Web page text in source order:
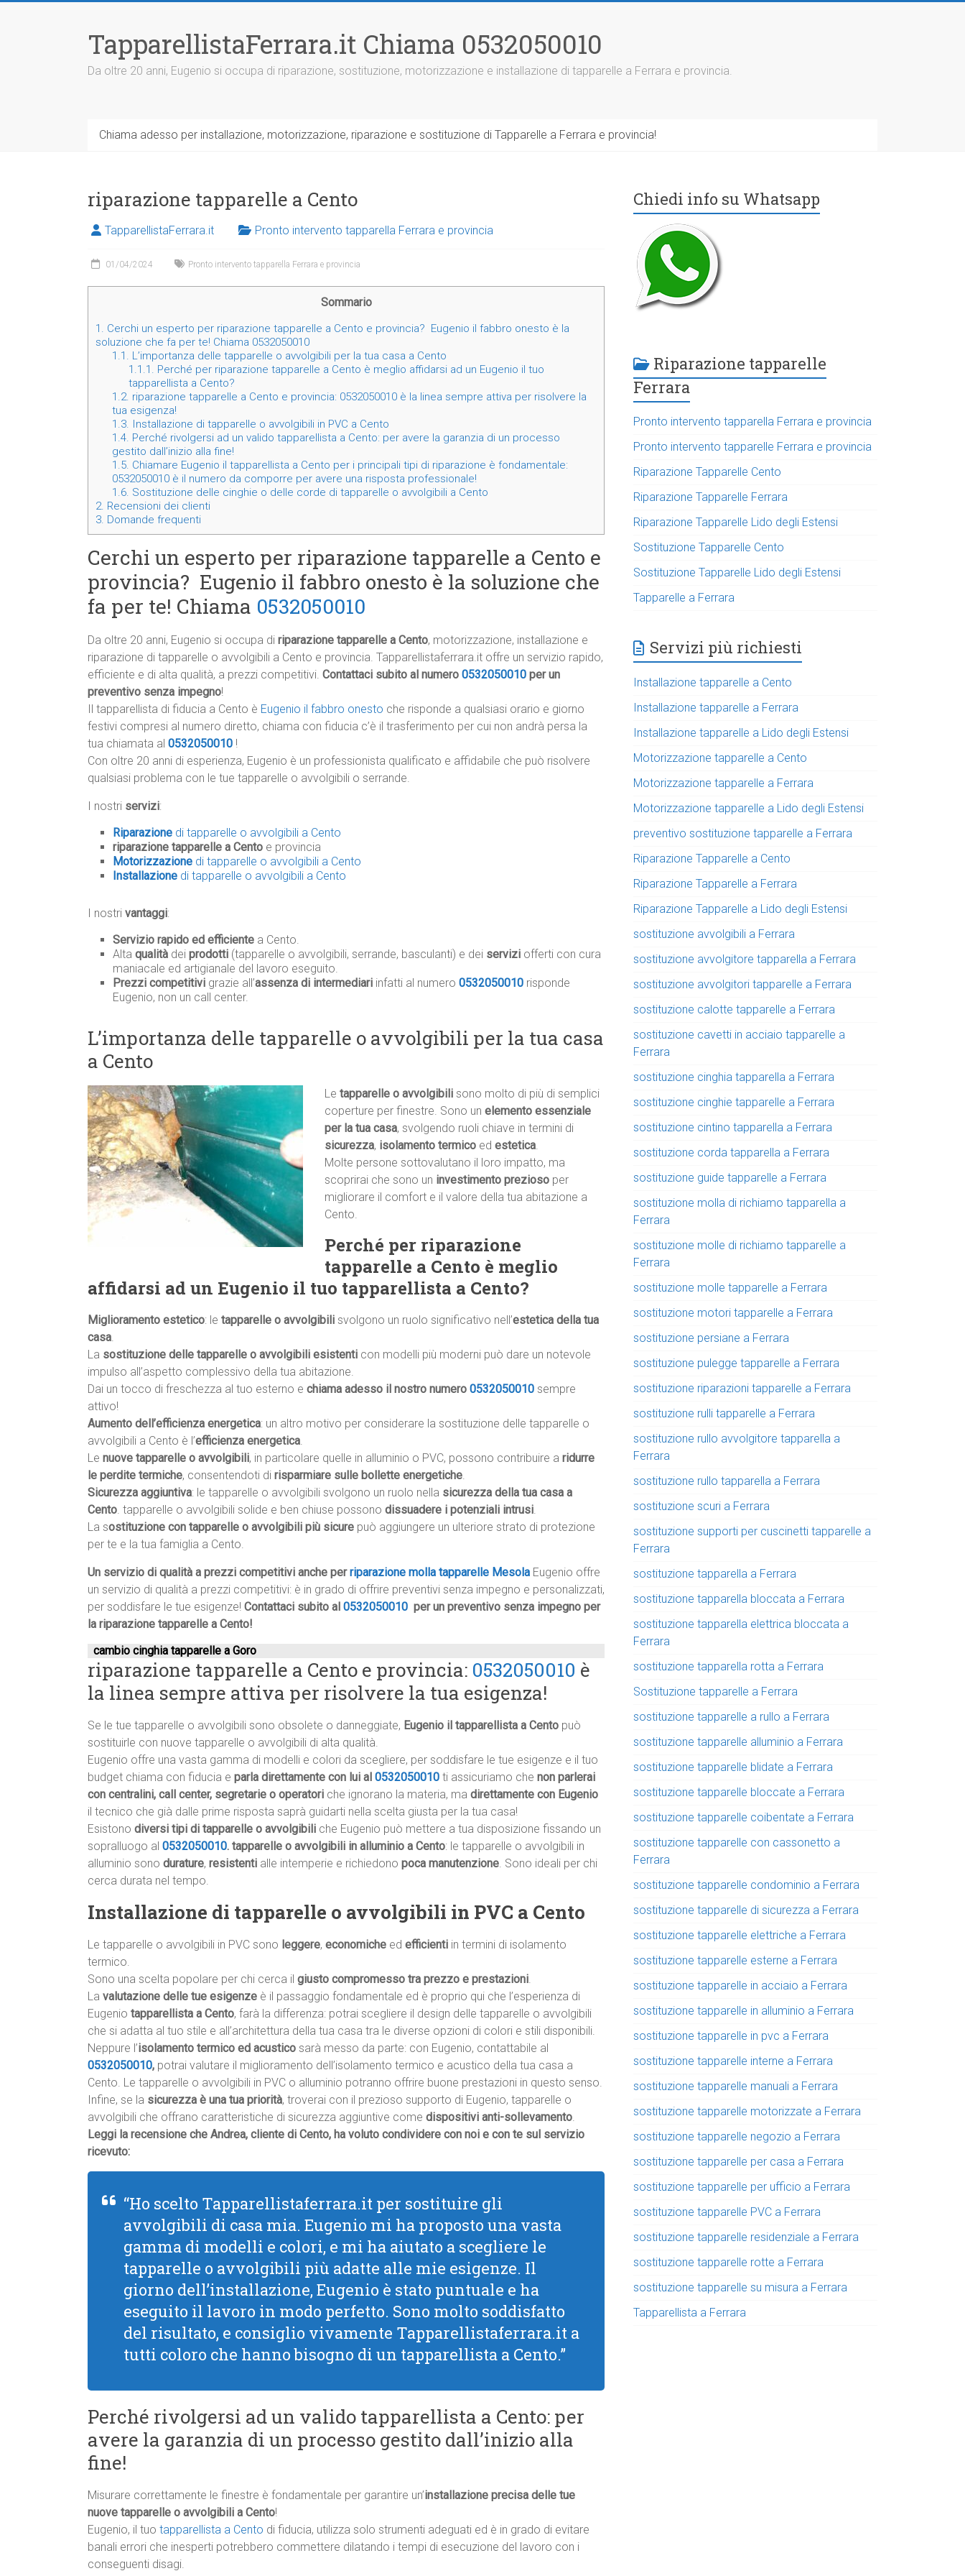
TapparellistaFerrara.it Chiama 0532050010
Da oltre 20 anni, Eugenio si occupa di riparazione, sostituzione, motorizzazione e installazione di tapparelle a Ferrara e provincia.
Chiama adesso per installazione, motorizzazione, riparazione e sostituzione di Tapparelle a Ferrara e provincia!
riparazione tapparelle a Cento
TapparellistaFerrara.it Pronto intervento tapparella Ferrara e provincia
01/04/2024 Pronto intervento tapparella Ferrara e provincia
Sommario
1. Cerchi un esperto per riparazione tapparelle a Cento e provincia? Eugenio il fabbro onesto è la
soluzione che fa per te! Chiama 0532050010
1.1. L’importanza delle tapparelle o avvolgibili per la tua casa a Cento
1.1.1. Perché per riparazione tapparelle a Cento è meglio affidarsi ad un Eugenio il tuo
tapparellista a Cento?
1.2. riparazione tapparelle a Cento e provincia: 0532050010 è la linea sempre attiva per risolvere la
tua esigenza!
1.3. Installazione di tapparelle o avvolgibili in PVC a Cento
1.4. Perché rivolgersi ad un valido tapparellista a Cento: per avere la garanzia di un processo
gestito dall’inizio alla fine!
1.5. Chiamare Eugenio il tapparellista a Cento per i principali tipi di riparazione è fondamentale:
0532050010 è il numero da comporre per avere una risposta professionale!
1.6. Sostituzione delle cinghie o delle corde di tapparelle o avvolgibili a Cento
2. Recensioni dei clienti
3. Domande frequenti
Cerchi un esperto per riparazione tapparelle a Cento e
provincia? Eugenio il fabbro onesto è la soluzione che
fa per te! Chiama 0532050010
Da oltre 20 anni, Eugenio si occupa di riparazione tapparelle a Cento, motorizzazione, installazione e
riparazione di tapparelle o avvolgibili a Cento e provincia. Tapparellistaferrara.it offre un servizio rapido,
efficiente e di alta qualità, a prezzi competitivi. Contattaci subito al numero 0532050010 per un
preventivo senza impegno!
Il tapparellista di fiducia a Cento è Eugenio il fabbro onesto che risponde a qualsiasi orario e giorno
festivi compresi al numero diretto, chiama con fiducia c’è il trasferimento per cui non andrà persa la
tua chiamata al 0532050010 !
Con oltre 20 anni di esperienza, Eugenio è un professionista qualificato e affidabile che può risolvere
qualsiasi problema con le tue tapparelle o avvolgibili o serrande.
I nostri servizi:
Riparazione di tapparelle o avvolgibili a Cento
riparazione tapparelle a Cento e provincia
Motorizzazione di tapparelle o avvolgibili a Cento
Installazione di tapparelle o avvolgibili a Cento
I nostri vantaggi:
Servizio rapido ed efficiente a Cento.
Alta qualità dei prodotti (tapparelle o avvolgibili, serrande, basculanti) e dei servizi offerti con cura
maniacale ed artigianale del lavoro eseguito.
Prezzi competitivi grazie all’assenza di intermediari infatti al numero 0532050010 risponde
Eugenio, non un call center.
L’importanza delle tapparelle o avvolgibili per la tua casa
a Cento
Le tapparelle o avvolgibili sono molto di più di semplici
coperture per finestre. Sono un elemento essenziale
per la tua casa, svolgendo ruoli chiave in termini di
sicurezza, isolamento termico ed estetica.
Molte persone sottovalutano il loro impatto, ma
scoprirai che sono un investimento prezioso per
migliorare il comfort e il valore della tua abitazione a
Cento.
Perché per riparazione
tapparelle a Cento è meglio
affidarsi ad un Eugenio il tuo tapparellista a Cento?
Miglioramento estetico: le tapparelle o avvolgibili svolgono un ruolo significativo nell’estetica della tua
casa.
La sostituzione delle tapparelle o avvolgibili esistenti con modelli più moderni può dare un notevole
impulso all’aspetto complessivo della tua abitazione.
Dai un tocco di freschezza al tuo esterno e chiama adesso il nostro numero 0532050010 sempre
attivo!
Aumento dell’efficienza energetica: un altro motivo per considerare la sostituzione delle tapparelle o
avvolgibili a Cento è l’efficienza energetica.
Le nuove tapparelle o avvolgibili, in particolare quelle in alluminio o PVC, possono contribuire a ridurre
le perdite termiche, consentendoti di risparmiare sulle bollette energetiche.
Sicurezza aggiuntiva: le tapparelle o avvolgibili svolgono un ruolo nella sicurezza della tua casa a
Cento. tapparelle o avvolgibili solide e ben chiuse possono dissuadere i potenziali intrusi.
La sostituzione con tapparelle o avvolgibili più sicure può aggiungere un ulteriore strato di protezione
per te e la tua famiglia a Cento.
Un servizio di qualità a prezzi competitivi anche perriparazione molla tapparelle Mesola Eugenio offre
un servizio di qualità a prezzi competitivi: è in grado di offrire preventivi senza impegno e personalizzati,
per soddisfare le tue esigenze! Contattaci subito al 0532050010 per un preventivo senza impegno per
la riparazione tapparelle a Cento!
cambio cinghia tapparelle a Goro
riparazione tapparelle a Cento e provincia: 0532050010 è
la linea sempre attiva per risolvere la tua esigenza!
Se le tue tapparelle o avvolgibili sono obsolete o danneggiate, Eugenio il tapparellista a Cento può
sostituirle con nuove tapparelle o avvolgibili di alta qualità.
Eugenio offre una vasta gamma di modelli e colori da scegliere, per soddisfare le tue esigenze e il tuo
budget chiama con fiducia e parla direttamente con lui al 0532050010 ti assicuriamo che non parlerai
con centralini, call center, segretarie o operatori che ignorano la materia, ma direttamente con Eugenio
il tecnico che già dalle prime risposta saprà guidarti nella scelta giusta per la tua casa!
Esistono diversi tipi di tapparelle o avvolgibili che Eugenio può mettere a tua disposizione fissando un
sopralluogo al 0532050010. tapparelle o avvolgibili in alluminio a Cento: le tapparelle o avvolgibili in
alluminio sono durature, resistenti alle intemperie e richiedono poca manutenzione. Sono ideali per chi
cerca durata nel tempo.
Installazione di tapparelle o avvolgibili in PVC a Cento
Le tapparelle o avvolgibili in PVC sono leggere, economiche ed efficienti in termini di isolamento
termico.
Sono una scelta popolare per chi cerca il giusto compromesso tra prezzo e prestazioni.
La valutazione delle tue esigenze è il passaggio fondamentale ed è proprio qui che l’esperienza di
Eugenio tapparellista a Cento, farà la differenza: potrai scegliere il design delle tapparelle o avvolgibili
che si adatta al tuo stile e all’architettura della tua casa tra le diverse opzioni di colori e stili disponibili.
Neppure l’isolamento termico ed acustico sarà messo da parte: con Eugenio, contattabile al
0532050010, potrai valutare il miglioramento dell’isolamento termico e acustico della tua casa a
Cento. Le tapparelle o avvolgibili in PVC o alluminio potranno offrire buone prestazioni in questo senso.
Infine, se la sicurezza è una tua priorità, troverai con il prezioso supporto di Eugenio, tapparelle o
avvolgibili che offrano caratteristiche di sicurezza aggiuntive come dispositivi anti-sollevamento.
Leggi la recensione che Andrea, cliente di Cento, ha voluto condividere con noi e con te sul servizio
ricevuto:
“Ho scelto Tapparellistaferrara.it per sostituire gli
avvolgibili di casa mia. Eugenio mi ha proposto una vasta
gamma di modelli e colori, e mi ha aiutato a scegliere le
tapparelle o avvolgibili più adatte alle mie esigenze. Il
giorno dell’installazione, Eugenio è stato puntuale e ha
eseguito il lavoro in modo perfetto. Sono molto soddisfatto
del risultato, e consiglio vivamente Tapparellistaferrara.it a
tutti coloro che hanno bisogno di un tapparellista a Cento.”
Perché rivolgersi ad un valido tapparellista a Cento: per
avere la garanzia di un processo gestito dall’inizio alla
fine!
Misurare correttamente le finestre è fondamentale per garantire un’installazione precisa delle tue
nuove tapparelle o avvolgibili a Cento!
Eugenio, il tuo tapparellista a Cento di fiducia, utilizza solo strumenti adeguati ed è in grado di evitare
banali errori che inesperti potrebbero commettere dilatando i tempi di esecuzione del lavoro con i
conseguenti disagi.
Chiedi info su Whatsapp
Riparazione tapparelle
Ferrara
Pronto intervento tapparella Ferrara e provincia
Pronto intervento tapparelle Ferrara e provincia
Riparazione Tapparelle Cento
Riparazione Tapparelle Ferrara
Riparazione Tapparelle Lido degli Estensi
Sostituzione Tapparelle Cento
Sostituzione Tapparelle Lido degli Estensi
Tapparelle a Ferrara
Servizi più richiesti
Installazione tapparelle a Cento
Installazione tapparelle a Ferrara
Installazione tapparelle a Lido degli Estensi
Motorizzazione tapparelle a Cento
Motorizzazione tapparelle a Ferrara
Motorizzazione tapparelle a Lido degli Estensi
preventivo sostituzione tapparelle a Ferrara
Riparazione Tapparelle a Cento
Riparazione Tapparelle a Ferrara
Riparazione Tapparelle a Lido degli Estensi
sostituzione avvolgibili a Ferrara
sostituzione avvolgitore tapparella a Ferrara
sostituzione avvolgitori tapparelle a Ferrara
sostituzione calotte tapparelle a Ferrara
sostituzione cavetti in acciaio tapparelle a
Ferrara
sostituzione cinghia tapparella a Ferrara
sostituzione cinghie tapparelle a Ferrara
sostituzione cintino tapparella a Ferrara
sostituzione corda tapparella a Ferrara
sostituzione guide tapparelle a Ferrara
sostituzione molla di richiamo tapparella a
Ferrara
sostituzione molle di richiamo tapparelle a
Ferrara
sostituzione molle tapparelle a Ferrara
sostituzione motori tapparelle a Ferrara
sostituzione persiane a Ferrara
sostituzione pulegge tapparelle a Ferrara
sostituzione riparazioni tapparelle a Ferrara
sostituzione rulli tapparelle a Ferrara
sostituzione rullo avvolgitore tapparella a
Ferrara
sostituzione rullo tapparella a Ferrara
sostituzione scuri a Ferrara
sostituzione supporti per cuscinetti tapparelle a
Ferrara
sostituzione tapparella a Ferrara
sostituzione tapparella bloccata a Ferrara
sostituzione tapparella elettrica bloccata a
Ferrara
sostituzione tapparella rotta a Ferrara
Sostituzione tapparelle a Ferrara
sostituzione tapparelle a rullo a Ferrara
sostituzione tapparelle alluminio a Ferrara
sostituzione tapparelle blidate a Ferrara
sostituzione tapparelle bloccate a Ferrara
sostituzione tapparelle coibentate a Ferrara
sostituzione tapparelle con cassonetto a
Ferrara
sostituzione tapparelle condominio a Ferrara
sostituzione tapparelle di sicurezza a Ferrara
sostituzione tapparelle elettriche a Ferrara
sostituzione tapparelle esterne a Ferrara
sostituzione tapparelle in acciaio a Ferrara
sostituzione tapparelle in alluminio a Ferrara
sostituzione tapparelle in pvc a Ferrara
sostituzione tapparelle interne a Ferrara
sostituzione tapparelle manuali a Ferrara
sostituzione tapparelle motorizzate a Ferrara
sostituzione tapparelle negozio a Ferrara
sostituzione tapparelle per casa a Ferrara
sostituzione tapparelle per ufficio a Ferrara
sostituzione tapparelle PVC a Ferrara
sostituzione tapparelle residenziale a Ferrara
sostituzione tapparelle rotte a Ferrara
sostituzione tapparelle su misura a Ferrara
Tapparellista a Ferrara